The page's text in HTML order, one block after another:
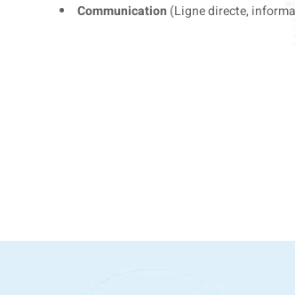
Communication (Ligne directe,